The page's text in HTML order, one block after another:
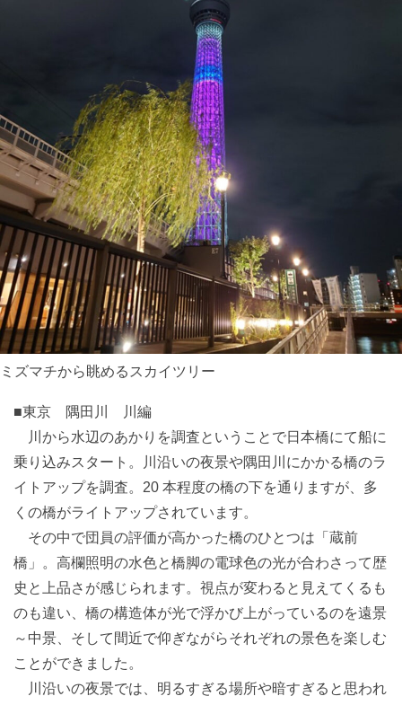
ミズマチから眺めるスカイツリー
■東京 隅田川 川編
川から水辺のあかりを調査ということで日本橋にて船に
乗り込みスタート。川沿いの夜景や隅田川にかかる橋のラ
イトアップを調査。20 本程度の橋の下を通りますが、多
くの橋がライトアップされています。
その中で団員の評価が高かった橋のひとつは「蔵前
橋」。高欄照明の水色と橋脚の電球色の光が合わさって歴
史と上品さが感じられます。視点が変わると見えてくるも
のも違い、橋の構造体が光で浮かび上がっているのを遠景
～中景、そして間近で仰ぎながらそれぞれの景色を楽しむ
ことができました。
川沿いの夜景では、明るすぎる場所や暗すぎると思われ